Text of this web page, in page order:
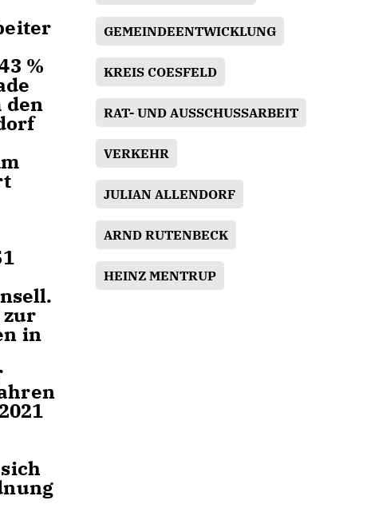
%
den
zur
in
2021
GEMEINDEENTWICKLUNG
KREIS COESFELD
RAT- UND AUSSCHUSSARBEIT
VERKEHR
JULIAN ALLENDORF
ARND RUTENBECK
HEINZ MENTRUP